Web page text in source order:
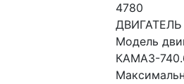
4780
ДВИГАТЕЛЬ
Модель
КАМАЗ-